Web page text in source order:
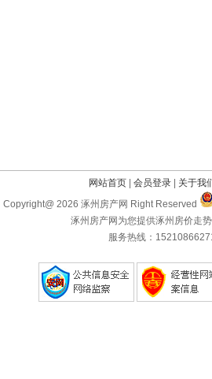
网站首页 会员登录
关于我
Copyright@ 2026 涿州房产网 Right Reserved
涿州房产网为您提供涿州房价走
服务热线：